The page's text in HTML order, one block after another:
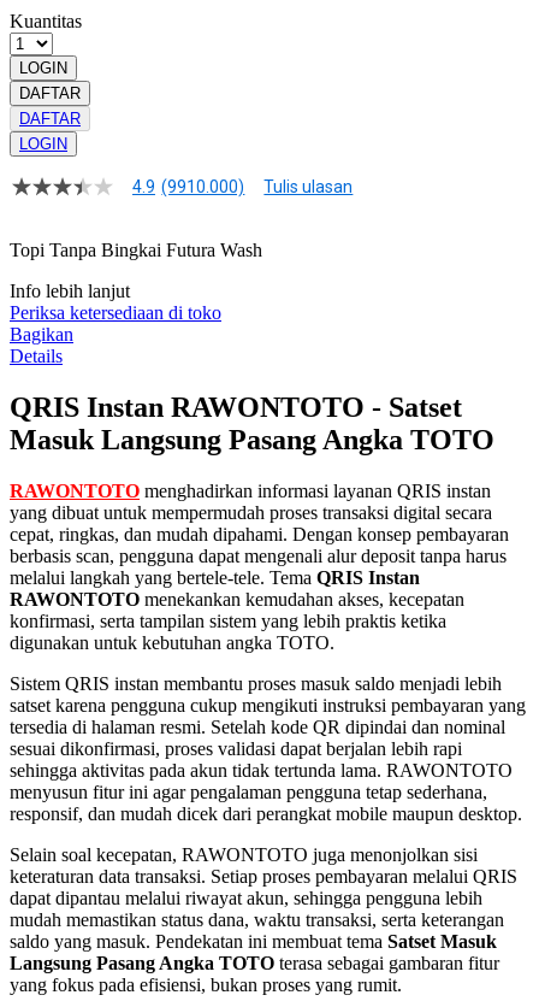
Kuantitas
LOGIN
DAFTAR
DAFTAR
LOGIN
4.9
bintang,
rating
rata-
rata.
Read
13
Tautan
halaman
yang
4.9 (9910.000) Tulis ulasan
Topi Tanpa Bingkai Futura Wash
Info lebih lanjut
Periksa ketersediaan di toko
Bagikan
Details
QRIS Instan RAWONTOTO - Satset
Masuk Langsung Pasang Angka TOTO
RAWONTOTO menghadirkan informasi layanan QRIS instan
yang dibuat untuk mempermudah proses transaksi digital secara
cepat, ringkas, dan mudah dipahami. Dengan konsep pembayaran
berbasis scan, pengguna dapat mengenali alur deposit tanpa harus
melalui langkah yang bertele-tele. Tema QRIS Instan
RAWONTOTO menekankan kemudahan akses, kecepatan
konfirmasi, serta tampilan sistem yang lebih praktis ketika
digunakan untuk kebutuhan angka TOTO.
Sistem QRIS instan membantu proses masuk saldo menjadi lebih
satset karena pengguna cukup mengikuti instruksi pembayaran yang
tersedia di halaman resmi. Setelah kode QR dipindai dan nominal
sesuai dikonfirmasi, proses validasi dapat berjalan lebih rapi
sehingga aktivitas pada akun tidak tertunda lama. RAWONTOTO
menyusun fitur ini agar pengalaman pengguna tetap sederhana,
responsif, dan mudah dicek dari perangkat mobile maupun desktop.
Selain soal kecepatan, RAWONTOTO juga menonjolkan sisi
keteraturan data transaksi. Setiap proses pembayaran melalui QRIS
dapat dipantau melalui riwayat akun, sehingga pengguna lebih
mudah memastikan status dana, waktu transaksi, serta keterangan
saldo yang masuk. Pendekatan ini membuat tema Satset Masuk
Langsung Pasang Angka TOTO terasa sebagai gambaran fitur
yang fokus pada efisiensi, bukan proses yang rumit.